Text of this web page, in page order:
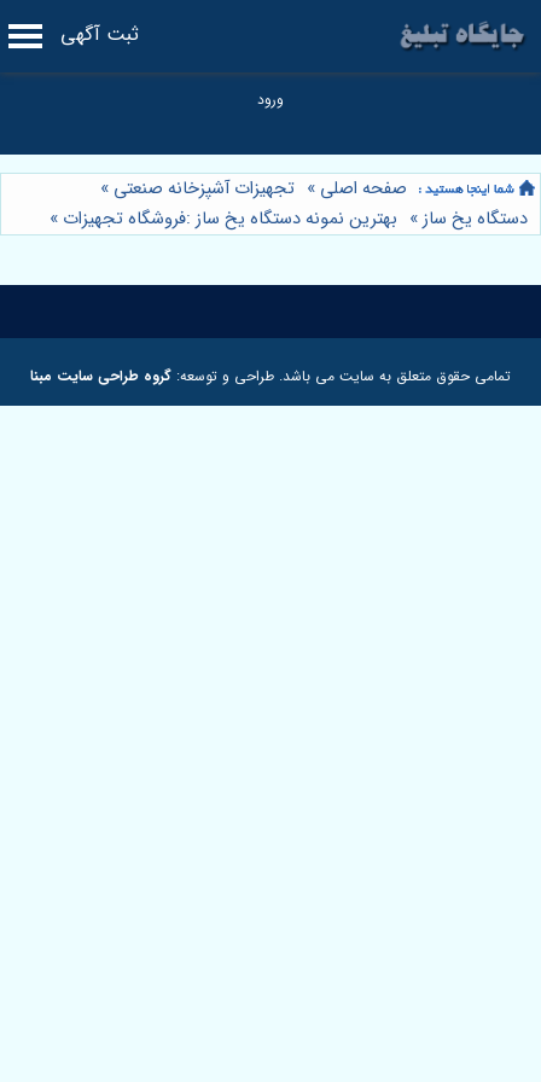
ثبت آگهی
صفحه اصلی » تجهیزات آشپزخانه صنعتی »
دستگاه یخ ساز» بهترین نمونه دستگاه یخ ساز :فروشگاه تجهیزات »
تمامی حقوق متعلق به سایت می باشد. طراحی و توسعه: گروه طراحی سایت مبنا